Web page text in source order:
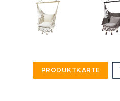
PRODUKTKARTE